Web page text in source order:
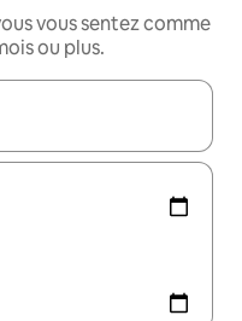
vous sentez comme
ou plus.
les flèches vers le